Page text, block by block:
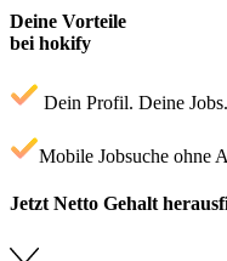
Deine Vorteile
bei hokify
Dein Profil. Deine Jobs.
Mobile Jobsuche ohne
Jetzt Netto Gehalt